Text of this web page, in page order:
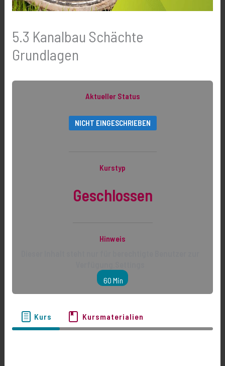
5.3 Kanalbau Schächte
Grundlagen
Aktueller Status
NICHT EINGESCHRIEBEN
Kurstyp
Geschlossen
Hinweis
60 Min
Kurs Kursmaterialien